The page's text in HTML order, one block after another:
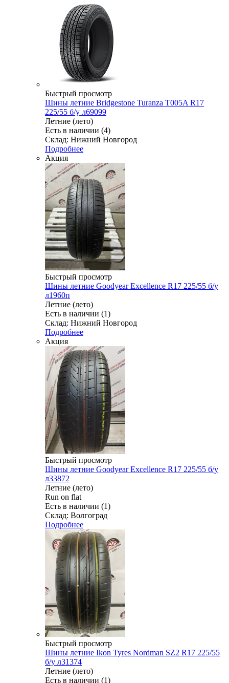
Быстрый просмотр
Шины летние Bridgestone Turanza T005A R17
225/55 б/у л69099
Летние (лето)
Есть в наличии (4)
Склад: Нижний Новгород
Подробнее
Акция
Быстрый просмотр
Шины летние Goodyear Excellence R17 225/55 б/у
л1960п
Летние (лето)
Есть в наличии (1)
Склад: Нижний Новгород
Подробнее
Акция
Быстрый просмотр
Шины летние Goodyear Excellence R17 225/55 б/у
л33872
Летние (лето)
Run on flat
Есть в наличии (1)
Склад: Волгоград
Подробнее
Быстрый просмотр
Шины летние Ikon Tyres Nordman SZ2 R17 225/55
б/у л31374
Летние (лето)
Есть в наличии (1)